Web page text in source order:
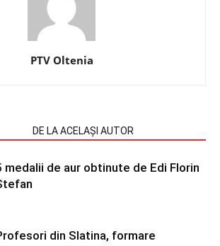
PTV Oltenia
DE LA ACELAȘI AUTOR
medalii de aur obtinute de Edi Florin
din Slatina, formare